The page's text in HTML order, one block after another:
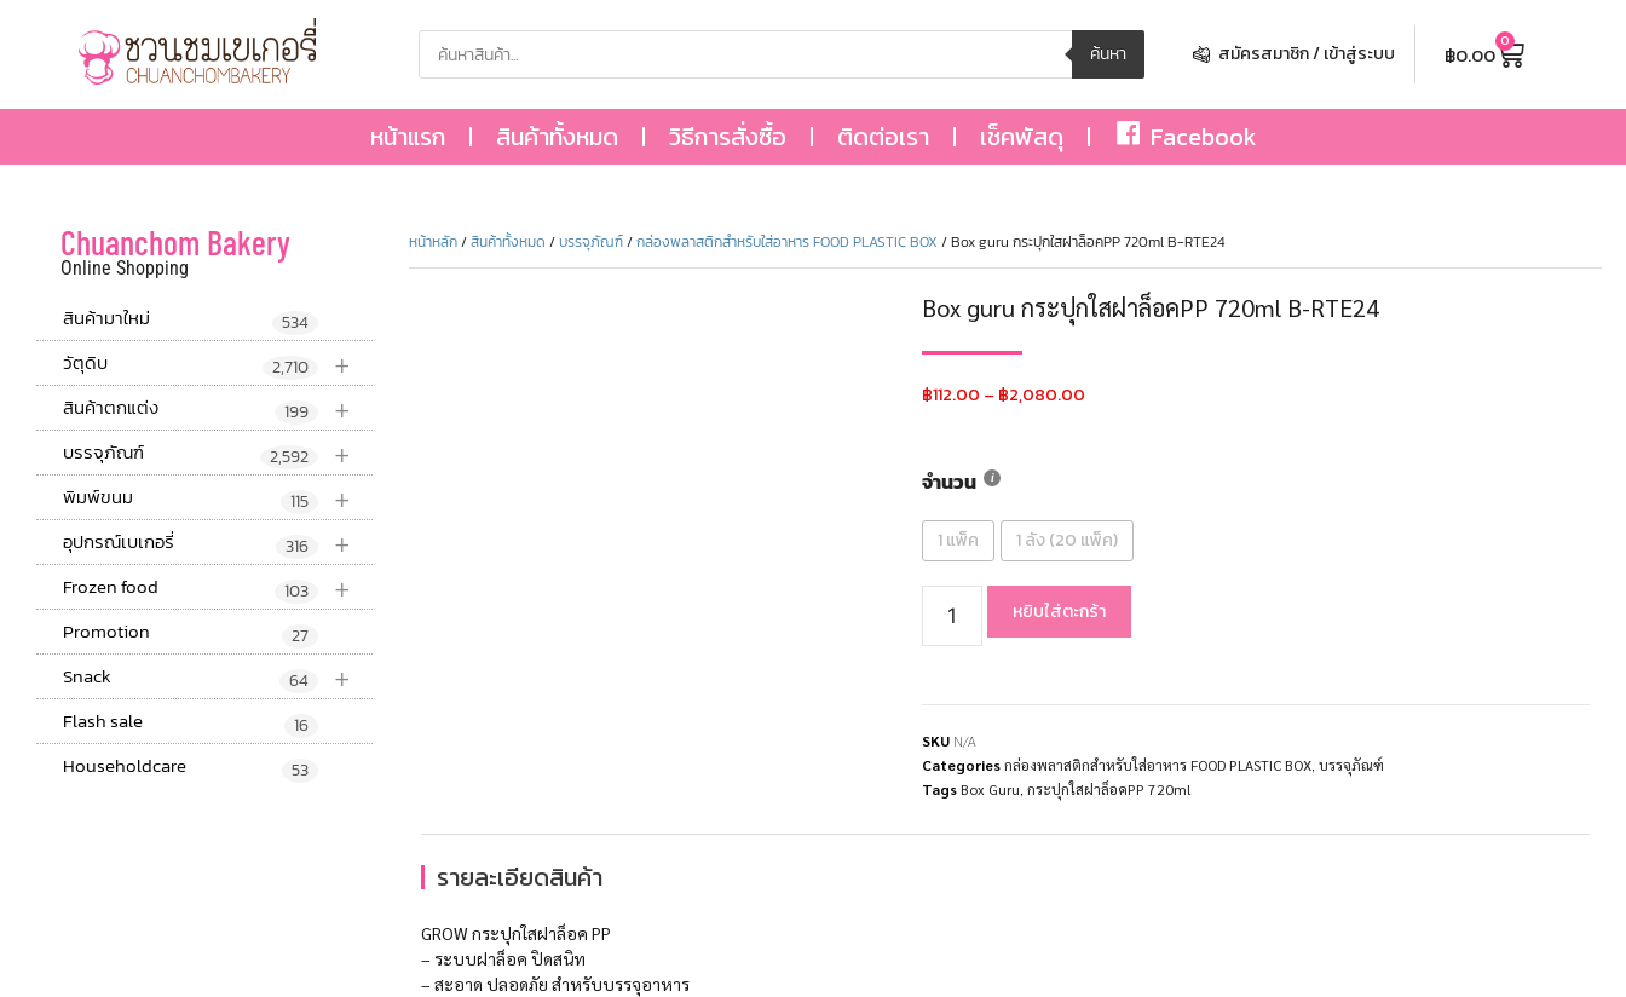
ค้นหา สมัครสมาชิก / เข้าสู่ระบบ ฿0.00 0
หน้าแรก สินค้าทั้งหมด วิธีการสั่งซื้อ ติดต่อเรา เช็คพัสดุ Facebook
Chuanchom Bakery
Online Shopping
สินค้ามาใหม่ 534
+
วัตุดิบ 2,710
+
สินค้าตกแต่ง 199
+
บรรจุภัณฑ์ 2,592
+
พิมพ์ขนม 115
+
อุปกรณ์เบเกอรี่ 316
+
Frozen food 103
Promotion 27
+
Snack 64
Flash sale 16
Householdcare 53
หน้าหลัก/สินค้าทั้งหมด /บรรจุภัณฑ์/กล่องพลาสติกสำหรับใส่อาหาร FOOD PLASTIC BOX / Box guru กระปุกใสฝาล็อคPP 720ml B-RTE24
Box guru กระปุกใสฝาล็อคPP 720ml B-RTE24
฿112.00 – ฿2,080.00
จำนวน
1 แพ็ค 1 ลัง (20 แพ็ค)
หยิบใส่ตะกร้า
SKU N/A
Categoriesกล่องพลาสติกสำหรับใส่อาหาร FOOD PLASTIC BOX, บรรจุภัณฑ์
Tags Box Guru กระปุกใสฝาล็อคPP 720ml
รายละเอียดสินค้า
GROW กระปุกใสฝาล็อค PP
– ระบบฝาล็อค ปิดสนิท
– สะอาด ปลอดภัย สำหรับบรรจุอาหาร